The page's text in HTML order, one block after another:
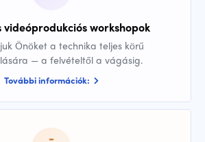
videóprodukciós workshopok
Önöket a technika teljes körű
— a felvételtől a vágásig.
További információk: